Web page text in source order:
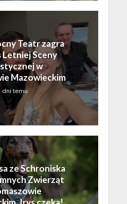
Teatr zagra
Letniej Sceny
w
Mazowieckim
dni temu
ze Schroniska
Zwierząt